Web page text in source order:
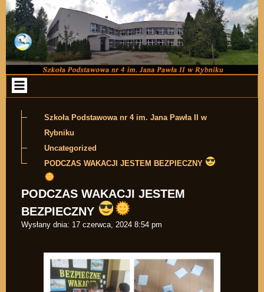
Przejdź do zawartości
Szkoła Podstawowa nr 4 im. Jana Pawła II w
Rybniku
Uncategorized
PODCZAS WAKACJI JESTEM BEZPIECZNY
PODCZAS WAKACJI JESTEM
BEZPIECZNY
Wysłany dnia: 17 czerwca, 2024 8:54 pm